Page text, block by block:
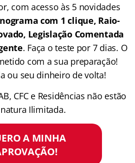
com acesso às 5 novidades
com 1 clique, Raio-
Legislação Comentada
. Faça o teste por 7 dias. O
com a sua preparação!
ou seu dinheiro de volta!
CFC e Residências não estão
Ilimitada.
A MINHA